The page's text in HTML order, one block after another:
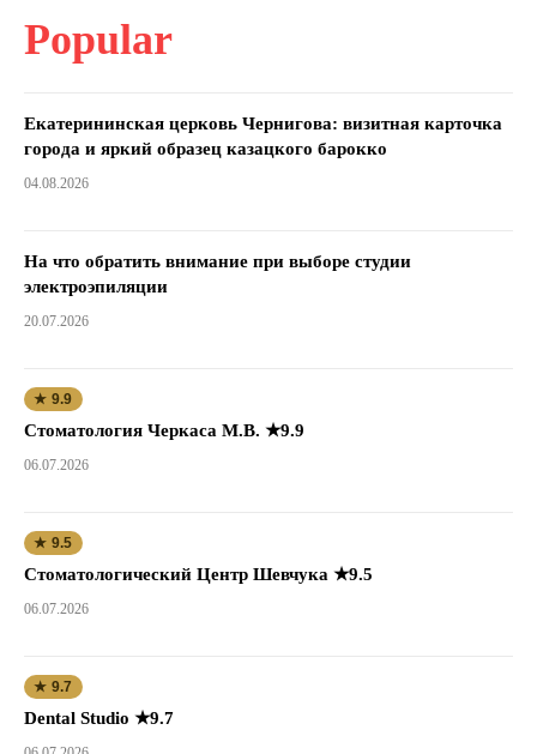
Popular
Екатерининская церковь Чернигова: визитная карточка
города и яркий образец казацкого барокко
04.08.2026
На что обратить внимание при выборе студии
электроэпиляции
20.07.2026
★ 9.9
Стоматология Черкаса М.В. ★9.9
06.07.2026
★ 9.5
Стоматологический Центр Шевчука ★9.5
06.07.2026
★ 9.7
Dental Studio ★9.7